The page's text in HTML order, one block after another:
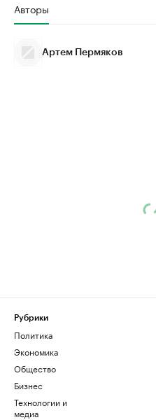
Авторы
Артем Пермяков
Рубрики
Политика
Экономика
Общество
Бизнес
Технологии и
медиа